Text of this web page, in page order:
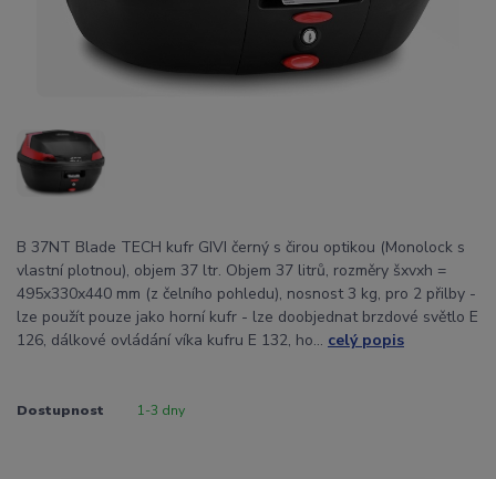
B 37NT Blade TECH kufr GIVI černý s čirou optikou (Monolock s
vlastní plotnou), objem 37 ltr. Objem 37 litrů, rozměry šxvxh =
495x330x440 mm (z čelního pohledu), nosnost 3 kg, pro 2 přilby -
lze použít pouze jako horní kufr - lze doobjednat brzdové světlo E
126, dálkové ovládání víka kufru E 132, ho... celý popis
Dostupnost 1-3 dny